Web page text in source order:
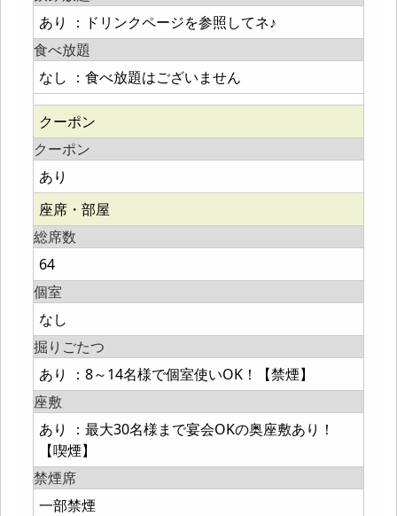
あり ：ドリンクページを参照してネ♪
食べ放題
なし ：食べ放題はございません
クーポン
クーポン
あり
座席・部屋
総席数
64
個室
なし
掘りごたつ
あり ：8～14名様で個室使いOK！【禁煙】
座敷
あり ：最大30名様まで宴会OKの奥座敷あり！
【喫煙】
禁煙席
一部禁煙